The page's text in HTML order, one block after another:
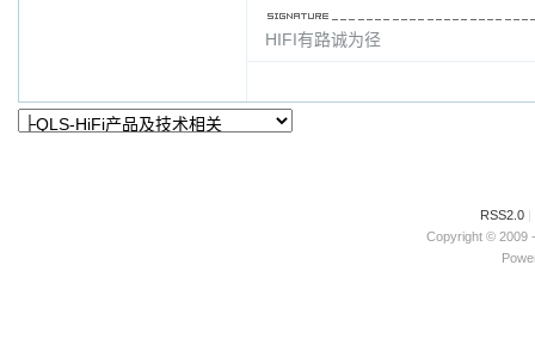
HIFI有路诚为径
RSS2.0 |
Copyright © 2009